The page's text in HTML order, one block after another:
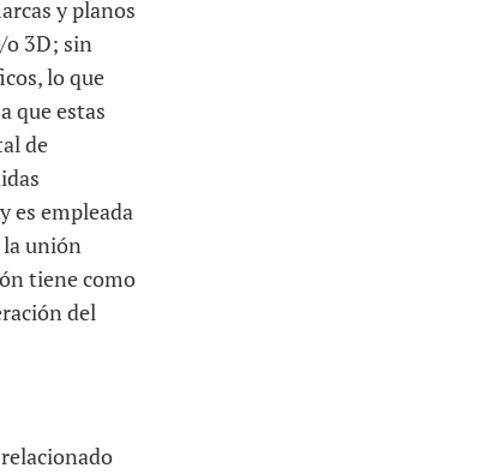
y planos
o 3D; sin
lo que
que estas
de
es empleada
la unión
tiene como
del